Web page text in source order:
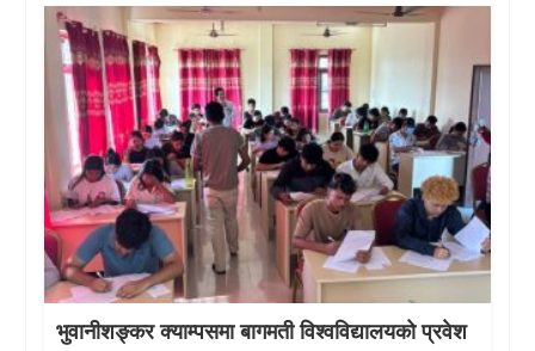
भुवानीशङ्कर क्याम्पसमा बागमती विश्वविद्यालयको प्रवेश